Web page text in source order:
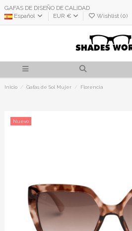
GAFAS DE DISEÑO DE CALIDAD
Español
EUR € Wishlist (0)
Inicio Gafas de Sol Mujer Florencia
Nuevo